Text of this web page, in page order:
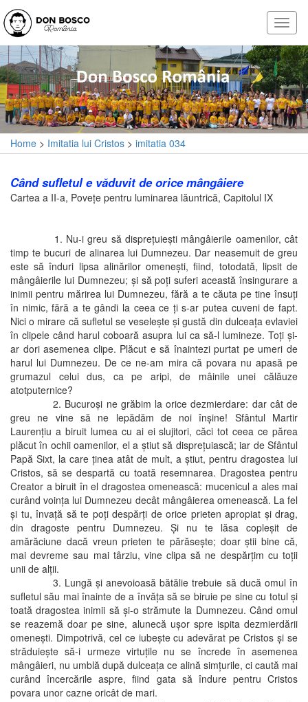
Home > Imitatia lui Cristos > imitatia 034
Când sufletul e văduvit de orice mângâiere
Cartea a II-a, Poveţe pentru luminarea lăuntrică, Capitolul IX
1. Nu-i greu să dispreţuieşti mângâierile oamenilor, cât
timp te bucuri de alinarea lui Dumnezeu. Dar neasemuit de greu
este să înduri lipsa alinărilor omeneşti, fiind, totodată, lipsit de
mângâierile lui Dumnezeu; şi să poţi suferi această însingurare a
inimii pentru mărirea lui Dumnezeu, fără a te căuta pe tine însuţi
în nimic, fără a te gândi la ceea ce ţi s-ar putea cuveni de fapt.
Nici o mirare că sufletul se veseleşte şi gustă din dulceaţa evlaviei
în clipele când harul coboară asupra lui ca să-l lumineze. Toţi şi-
ar dori asemenea clipe. Plăcut e să înaintezi purtat pe umeri de
harul lui Dumnezeu. De ce ne-am mira că povara nu apasă pe
grumazul celui dus, ca pe aripi, de mâinile unei călăuze
atotputernice?
2. Bucuroşi ne grăbim la orice dezmierdare: dar cât de
greu ne vine să ne lepădăm de noi înşine! Sfântul Martir
Laurenţiu a biruit lumea cu ai ei slujitori, căci tot ceea ce părea
plăcut în ochii oamenilor, el a ştiut să dispreţuiască; iar de Sfântul
Papă Sixt, la care ţinea atât de mult, a ştiut, pentru dragostea lui
Cristos, să se despartă cu toată resemnarea. Dragostea pentru
Creator a biruit în el dragostea omenească: mucenicul a ales mai
curând voinţa lui Dumnezeu decât mângâierea omenească. La fel
şi tu, învaţă să te poţi despărţi de orice prieten apropiat şi drag,
din dragoste pentru Dumnezeu. Şi nu te lăsa copleşit de
amărăciune dacă vreun prieten te părăseşte; doar ştii bine că,
mai devreme sau mai târziu, vine clipa să ne despărţim cu toţii
unii de alţii.
3. Lungă şi anevoioasă bătălie trebuie să ducă omul în
sufletul său mai înainte de a învăţa să se biruie pe sine cu totul şi
toată dragostea inimii să şi-o strămute la Dumnezeu. Când omul
se reazemă doar pe sine, alunecă uşor spre ispita dezmierdării
omeneşti. Dimpotrivă, cel ce iubeşte cu adevărat pe Cristos şi se
străduieşte să-i urmeze virtuţile nu se încrede în asemenea
mângâieri, nu umblă după dulceaţa ce alină simţurile, ci caută mai
curând încercările aspre, fiind gata să îndure pentru Cristos
povara unor cazne oricât de mari.